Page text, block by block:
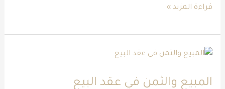
قراءة المزيد »
المبيع والثمن في عقد البيع
المبيع
في